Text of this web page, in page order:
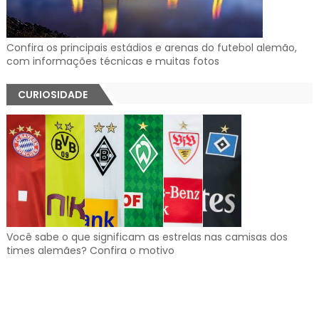
Confira os principais estádios e arenas do futebol alemão,
com informações técnicas e muitas fotos
CURIOSIDADE
Você sabe o que significam as estrelas nas camisas dos
times alemães? Confira o motivo